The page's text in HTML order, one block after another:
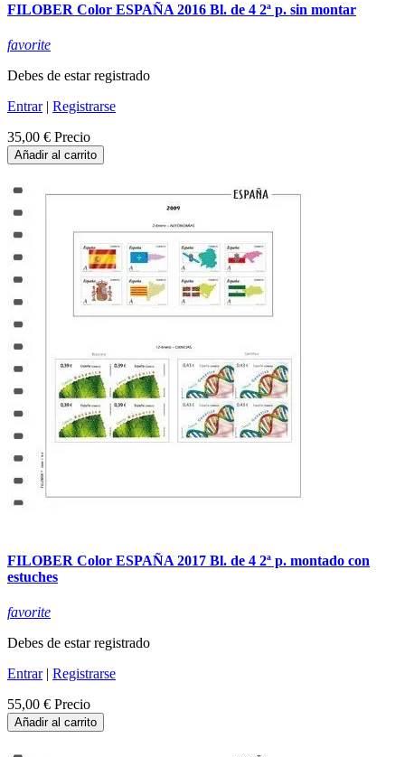
FILOBER Color ESPAÑA 2016 Bl. de 4 2ª p. sin montar
favorite
Debes de estar registrado
Entrar| Registrarse
35,00 € Precio
Añadir al carrito
FILOBER Color ESPAÑA 2017 Bl. de 4 2ª p. montado con
estuches
favorite
Debes de estar registrado
Entrar| Registrarse
55,00 € Precio
Añadir al carrito